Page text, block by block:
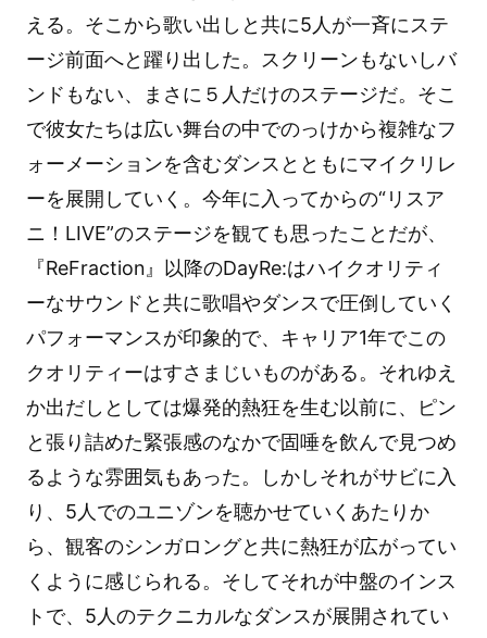
える。そこから歌い出しと共に5人が一斉にステ
ージ前面へと躍り出した。スクリーンもないしバ
ンドもない、まさに５人だけのステージだ。そこ
で彼女たちは広い舞台の中でのっけから複雑なフ
ォーメーションを含むダンスとともにマイクリレ
ーを展開していく。今年に入ってからの“リスア
ニ！LIVE”のステージを観ても思ったことだが、
『ReFraction』以降のDayRe:はハイクオリティ
ーなサウンドと共に歌唱やダンスで圧倒していく
パフォーマンスが印象的で、キャリア1年でこの
クオリティーはすさまじいものがある。それゆえ
か出だしとしては爆発的熱狂を生む以前に、ピン
と張り詰めた緊張感のなかで固唾を飲んで見つめ
るような雰囲気もあった。しかしそれがサビに入
り、5人でのユニゾンを聴かせていくあたりか
ら、観客のシンガロングと共に熱狂が広がってい
くように感じられる。そしてそれが中盤のインス
トで、5人のテクニカルなダンスが展開されてい